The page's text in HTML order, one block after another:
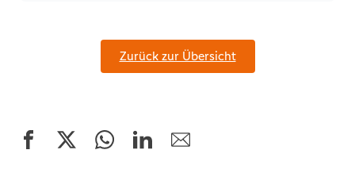
Zurück zur Übersicht